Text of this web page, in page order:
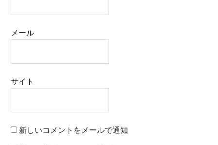
メール
サイト
新しいコメントをメールで通知